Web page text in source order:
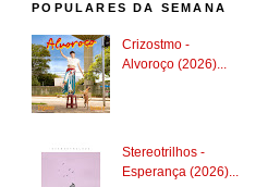
POPULARES DA SEMANA
Crizostmo -
Alvoroço (2026)...
Stereotrilhos -
Esperança (2026)...